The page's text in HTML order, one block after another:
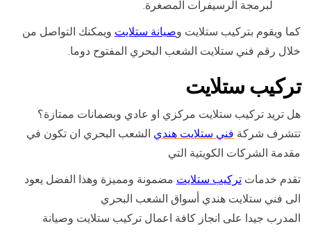
لبرمجة الرسيفرات المصغرة.
كما ويقوم بتركيب ستلايت وصيانة ستلايت ويمكنك التواصل من
خلال رقم فني ستلايت الشعب البحري المفتوح دوما.
تركيب ستلايت
هل تريد تركيب ستلايت مركزي او عادي وبضمانات ممتازة؟
تتشرف شركة فني ستلايت هندي الشعب البحري ان تكون في
مقدمة الشركات الكويتية التي
تقدم خدمات تركيب ستلايت مضمونة ومميزة وهذا الفضل يعود
الى فني ستلايت هندي أسواق الشعب البحري
المدرب جيدا على انجاز كافة اعمال تركيب ستلايت وصيانة